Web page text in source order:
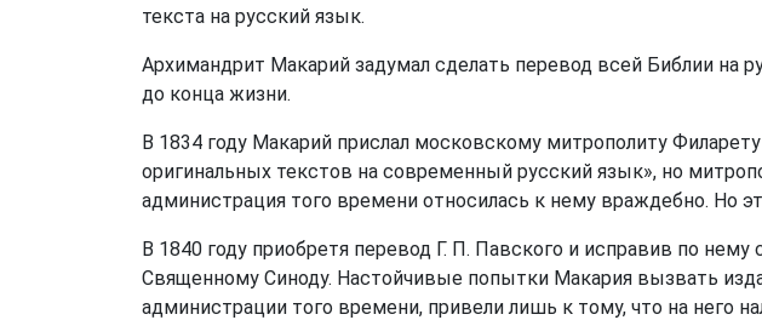
текста на русский язык.
Архимандрит Макарий задумал сделать перевод всей Библии на
до конца жизни.
В 1834 году Макарий прислал московскому митрополиту
оригинальных текстов на современный русский язык», но
администрация того времени относилась к нему враждебно. Но
В 1840 году приобретя перевод Г. П. Павского и исправив по
Священному Синоду. Настойчивые попытки Макария вызвать
администрации того времени, привели лишь к тому, что на него